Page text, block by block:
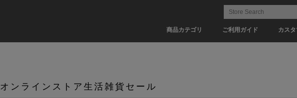
商品カテゴリ ご利用ガイド カス
オンラインストア生活雑貨セール